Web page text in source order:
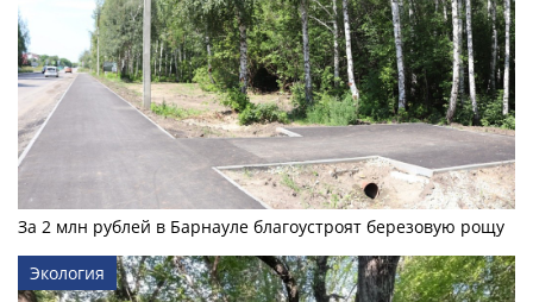
За 2 млн рублей в Барнауле благоустроят березовую рощу
Экология